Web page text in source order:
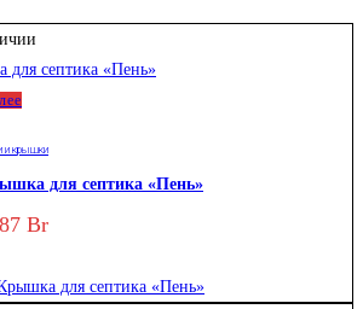
и крышки
для септика «Пень»
Br